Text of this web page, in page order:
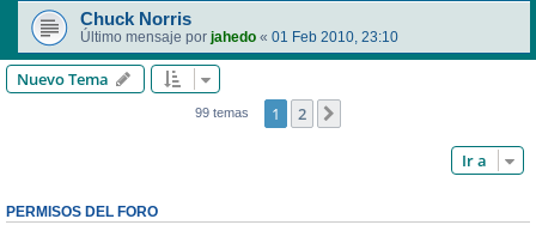
Chuck Norris
Último mensaje por jahedo « 01 Feb 2010, 23:10
Nuevo Tema
99 temas 1 2
Ir a
PERMISOS DEL FORO